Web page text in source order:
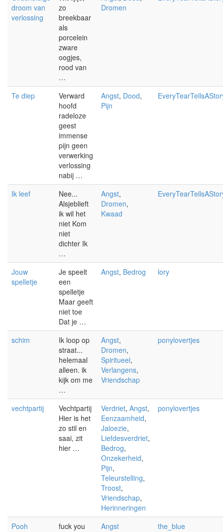
droom van
verlossing
zo
breekbaar
als
porcelein
zware
oogjes,
rood van
…
Dromen
Te diep
Verward
hoofd
radeloze
geest
immense
pijn geen
verwerking
verlossing
nabij …
Angst, Dood,
Pijn
Ik leef
Nee...
Alsjeblieft
ik wil het
niet Kom
niet
dichter Ik
…
Angst,
Dromen,
Kwaad
Jouw
spelletje
Je speelt
een
spelletje
Maar geeft
niet toe
Dat je …
Angst, Bedrog lory
schim
Ik loop op
straat...
helemaal
alleen. ik
kijk om me
…
Angst,
Dromen,
Spiritueel,
Verlangens,
Vriendschap
ponylovertjes
vechtpartij
Vechtpartij
Hier is het
zo stil en
saai, zit
hier …
Verdriet, Angst,
Eenzaamheid,
Jaloezie,
Liefdesverdriet,
Bedrog,
Onzekerheid,
Pijn,
Teleurstelling,
Troost,
Vriendschap,
Herinneringen
ponylovertjes
Pooh
fuck you
Angst the_blue